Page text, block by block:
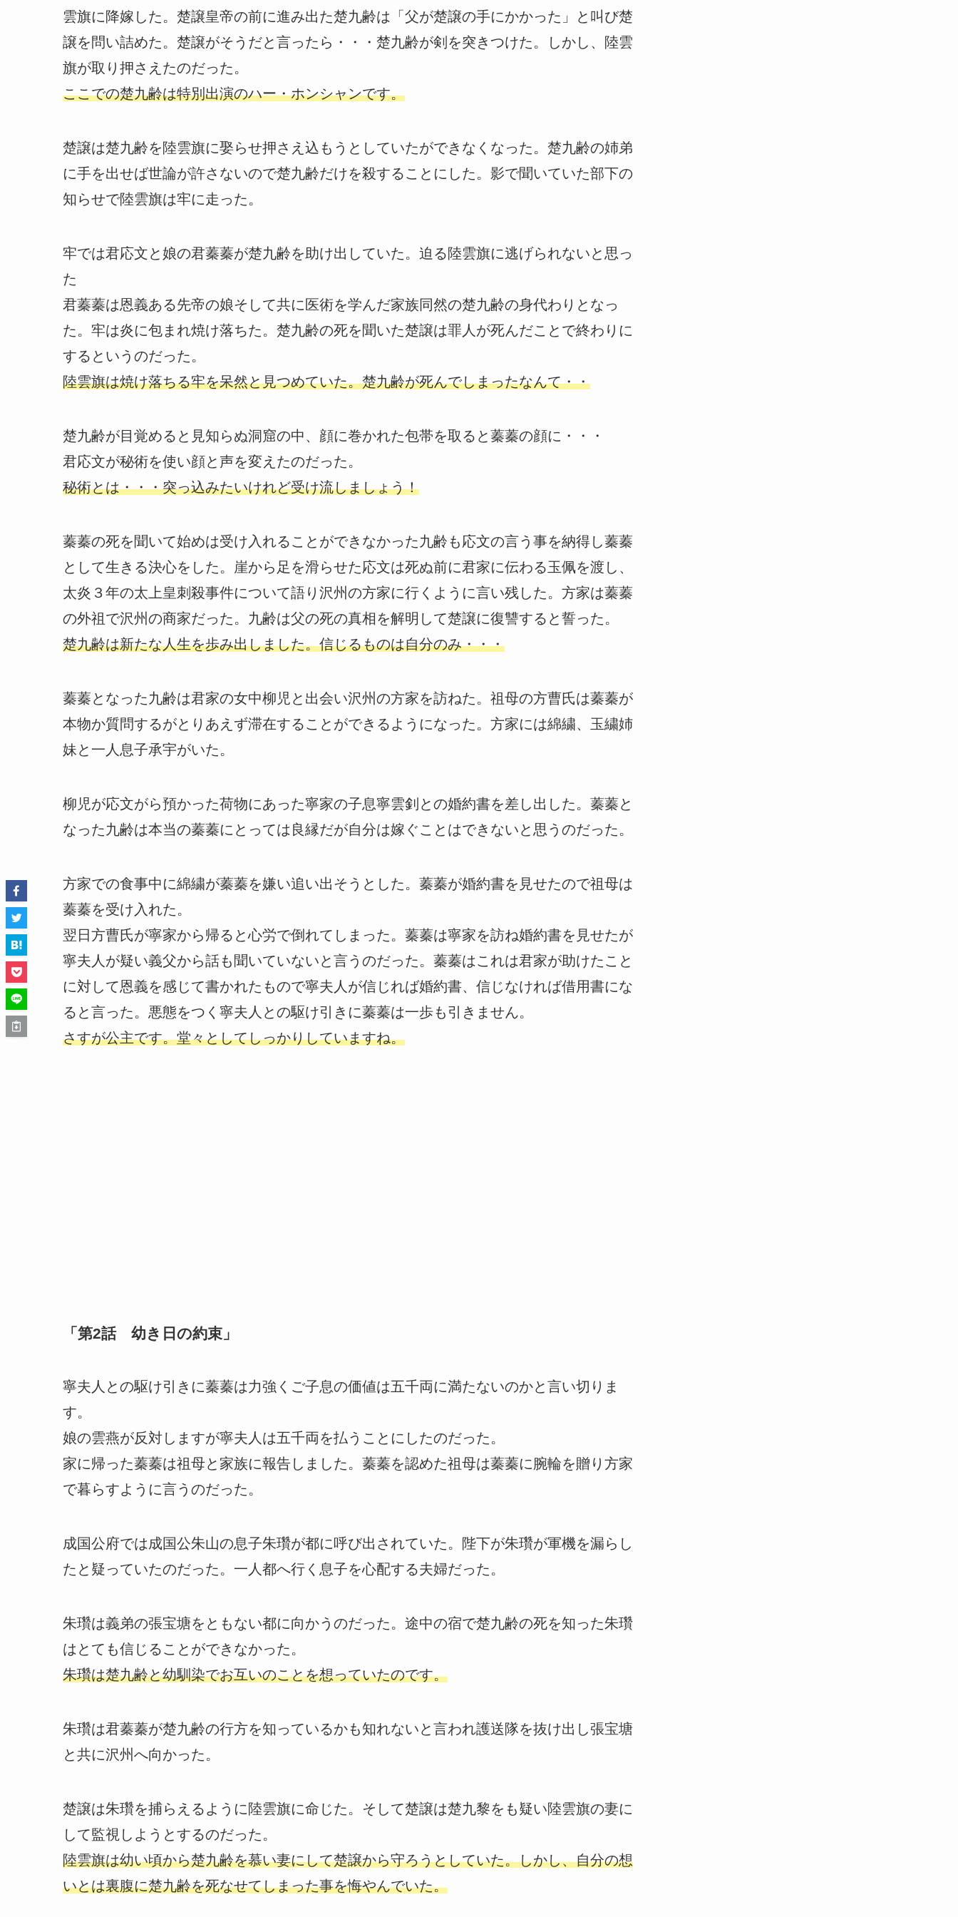
雲旗に降嫁した。楚譲皇帝の前に進み出た楚九齢は「父が楚譲の手にかかった」と叫び楚
譲を問い詰めた。楚譲がそうだと言ったら・・・楚九齢が剣を突きつけた。しかし、陸雲
旗が取り押さえたのだった。
ここでの楚九齢は特別出演のハー・ホンシャンです。
楚譲は楚九齢を陸雲旗に娶らせ押さえ込もうとしていたができなくなった。楚九齢の姉弟
に手を出せば世論が許さないので楚九齢だけを殺することにした。影で聞いていた部下の
知らせで陸雲旗は牢に走った。
牢では君応文と娘の君蓁蓁が楚九齢を助け出していた。迫る陸雲旗に逃げられないと思っ
た
君蓁蓁は恩義ある先帝の娘そして共に医術を学んだ家族同然の楚九齢の身代わりとなっ
た。牢は炎に包まれ焼け落ちた。楚九齢の死を聞いた楚譲は罪人が死んだことで終わりに
するというのだった。
陸雲旗は焼け落ちる牢を呆然と見つめていた。楚九齢が死んでしまったなんて・・
楚九齢が目覚めると見知らぬ洞窟の中、顔に巻かれた包帯を取ると蓁蓁の顔に・・・
君応文が秘術を使い顔と声を変えたのだった。
秘術とは・・・突っ込みたいけれど受け流しましょう！
蓁蓁の死を聞いて始めは受け入れることができなかった九齢も応文の言う事を納得し蓁蓁
として生きる決心をした。崖から足を滑らせた応文は死ぬ前に君家に伝わる玉佩を渡し、
太炎３年の太上皇刺殺事件について語り沢州の方家に行くように言い残した。方家は蓁蓁
の外祖で沢州の商家だった。九齢は父の死の真相を解明して楚譲に復讐すると誓った。
楚九齢は新たな人生を歩み出しました。信じるものは自分のみ・・・
蓁蓁となった九齢は君家の女中柳児と出会い沢州の方家を訪ねた。祖母の方曹氏は蓁蓁が
本物か質問するがとりあえず滞在することができるようになった。方家には綿繍、玉繍姉
妹と一人息子承宇がいた。
柳児が応文がら預かった荷物にあった寧家の子息寧雲釗との婚約書を差し出した。蓁蓁と
なった九齢は本当の蓁蓁にとっては良縁だが自分は嫁ぐことはできないと思うのだった。
方家での食事中に綿繍が蓁蓁を嫌い追い出そうとした。蓁蓁が婚約書を見せたので祖母は
蓁蓁を受け入れた。
翌日方曹氏が寧家から帰ると心労で倒れてしまった。蓁蓁は寧家を訪ね婚約書を見せたが
寧夫人が疑い義父から話も聞いていないと言うのだった。蓁蓁はこれは君家が助けたこと
に対して恩義を感じて書かれたもので寧夫人が信じれば婚約書、信じなければ借用書にな
ると言った。悪態をつく寧夫人との駆け引きに蓁蓁は一歩も引きません。
さすが公主です。堂々としてしっかりしていますね。
「第2話 幼き日の約束」
寧夫人との駆け引きに蓁蓁は力強くご子息の価値は五千両に満たないのかと言い切りま
す。
娘の雲燕が反対しますが寧夫人は五千両を払うことにしたのだった。
家に帰った蓁蓁は祖母と家族に報告しました。蓁蓁を認めた祖母は蓁蓁に腕輪を贈り方家
で暮らすように言うのだった。
成国公府では成国公朱山の息子朱瓚が都に呼び出されていた。陛下が朱瓚が軍機を漏らし
たと疑っていたのだった。一人都へ行く息子を心配する夫婦だった。
朱瓚は義弟の張宝塘をともない都に向かうのだった。途中の宿で楚九齢の死を知った朱瓚
はとても信じることができなかった。
朱瓚は楚九齢と幼馴染でお互いのことを想っていたのです。
朱瓚は君蓁蓁が楚九齢の行方を知っているかも知れないと言われ護送隊を抜け出し張宝塘
と共に沢州へ向かった。
楚譲は朱瓚を捕らえるように陸雲旗に命じた。そして楚譲は楚九黎をも疑い陸雲旗の妻に
して監視しようとするのだった。
陸雲旗は幼い頃から楚九齢を慕い妻にして楚譲から守ろうとしていた。しかし、自分の想
いとは裏腹に楚九齢を死なせてしまった事を悔やんでいた。